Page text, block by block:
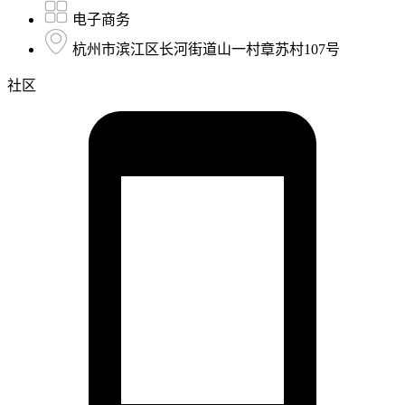
电子商务
杭州市滨江区长河街道山一村章苏村107号
社区